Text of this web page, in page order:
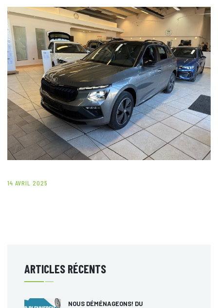
14 AVRIL 2025
ARTICLES RÉCENTS
NOUS DÉMÉNAGEONS! DU